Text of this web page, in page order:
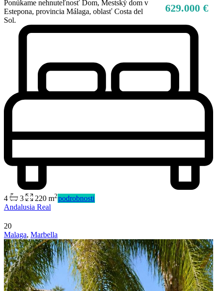
629.000 €
Ponúkame nehnuteľnosť Dom, Mestský dom v
Estepona, provincia Málaga, oblasť Costa del
Sol.
4 3 220 m2podrobnosti
Andalusia Real
20
Malaga, Marbella